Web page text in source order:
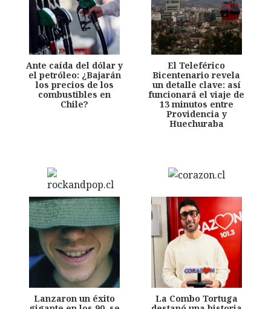
Ante caída del dólar y
el petróleo: ¿Bajarán
los precios de los
combustibles en
Chile?
El Teleférico
Bicentenario revela
un detalle clave: así
funcionará el viaje de
13 minutos entre
Providencia y
Huechuraba
Lanzaron un éxito
La Combo Tortuga